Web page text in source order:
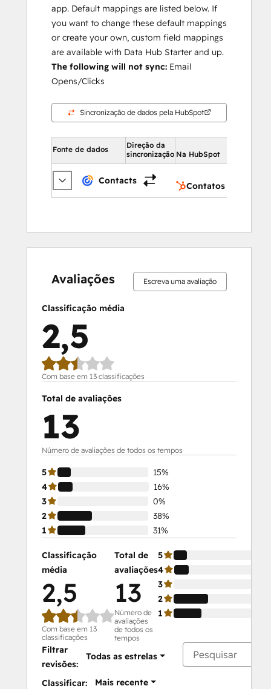
app. Default mappings are listed below. If
you want to change these default mappings
or create your own, custom field mappings
are available with Data Hub Starter and up.
The following will not sync: Email
Opens/Clicks
Sincronização de dados pela HubSpot
Fonte de dados
Direção da
sincronização Na HubSpot
Contacts
Contatos
Avaliações Escreva uma avaliação
Classificação média
2,5
Com base em 13 classificações
Total de avaliações
13
Número de avaliações de todos os tempos
5
15%
4
16%
3
0%
2
38%
1
31%
Classificação
média
2,5
Com base em 13
classificações
Total de
avaliações
13
Número de
avaliações
de todos os
tempos
5
4
3
2
1
Filtrar
revisões:
Todas as estrelas
Classificar: Mais recente